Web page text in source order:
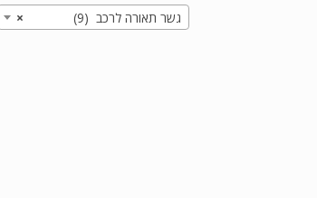
× גשר תאורה לרכב (9)